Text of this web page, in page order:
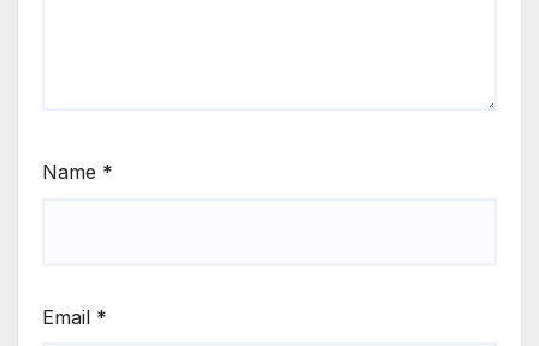
Name *
Email *